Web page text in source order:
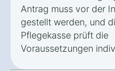
Antrag muss vor der
gestellt werden, und
Pflegekasse prüft die
Voraussetzungen